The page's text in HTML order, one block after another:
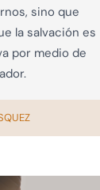
sino que
la salvación es
por medio de